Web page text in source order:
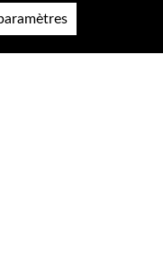
du site
Accessibilté